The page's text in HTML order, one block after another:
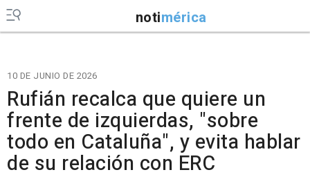
notimérica
10 DE JUNIO DE 2026
Rufián recalca que quiere un
frente de izquierdas, "sobre
todo en Cataluña", y evita hablar
de su relación con ERC